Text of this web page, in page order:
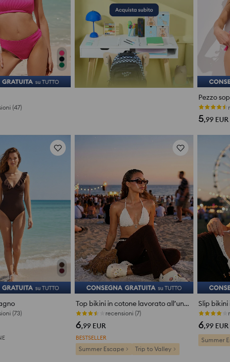
Pezzo
Ultimi
5,99 EUR
Top bikini in cotone lavorato all’uncinetto con pendenti decorativi
recensioni (7)
6,99 EUR
BESTSELLER
Summer Escape Trip to Valley
Ultimi
6,99 EUR
Summer